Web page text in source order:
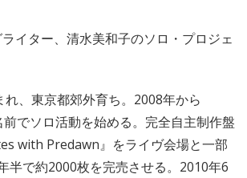
イター、清水美和子のソロ・プロジェ
れ、東京都郊外育ち。2008年から
でソロ活動を始める。完全自主制作盤
with Predawn』をライヴ会場と一部
半で約2000枚を完売させる。2010年6